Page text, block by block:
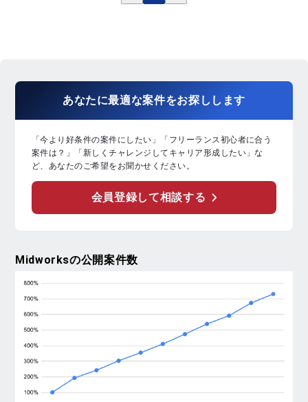
あなたに最適な案件をお探し します
「今より好条件の案件にしたい」「フリーランス初心者に合う
案件は？」「新しくチャレンジしてキャリア形成したい」な
ど、あなたのご希望をお聞かせください。
会員登録して相談する
Midworksの公開案件数